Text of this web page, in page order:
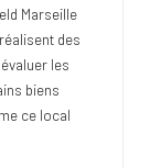
Marseille
des
les
biens
ce local